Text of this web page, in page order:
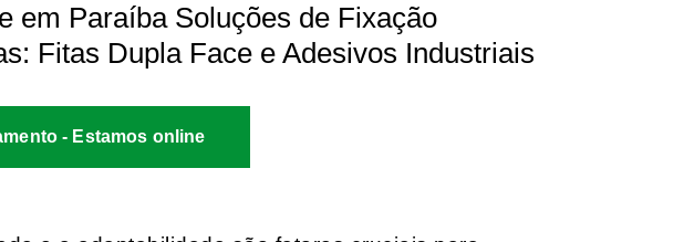
em Paraíba Soluções de Fixação
Fitas Dupla Face e Adesivos Industriais
- Estamos online